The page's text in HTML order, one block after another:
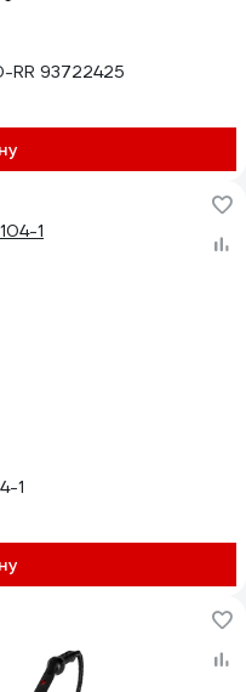
RR 93722425
1